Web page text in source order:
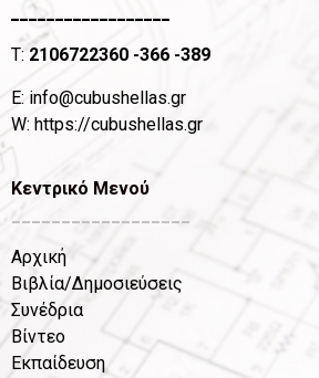
__________________
T:2106722360 -366 -389
Ε: info@cubushellas.gr
W: https://cubushellas.gr
Κεντρικό Μενού
Αρχική
Βιβλία/Δημοσιεύσεις
Συνέδρια
Βίντεο
Εκπαίδευση